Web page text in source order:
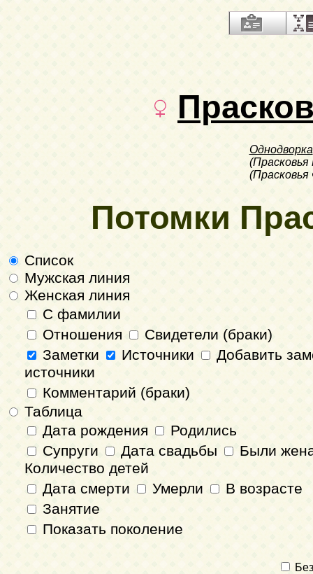
Однодворка
(Прасковья
Потомки
Список
Мужская линия
Женская линия
С фамилии
Отношения
Свидетели (браки)
Заметки
Источники
Добавить
источники
Комментарий (браки)
Таблица
Дата рождения
Родились
Супруги
Дата свадьбы
Были
Количество детей
Дата смерти
Умерли
В возрасте
Занятие
Показать поколение